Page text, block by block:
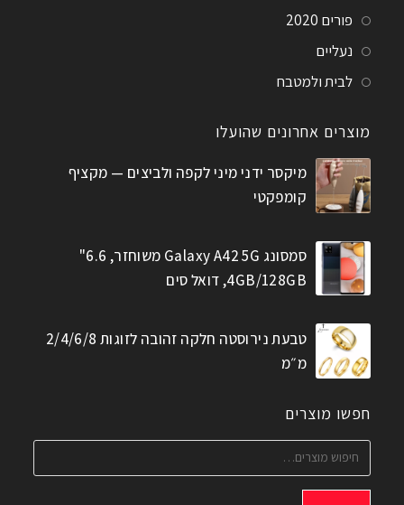
פורים 2020
נעליים
לבית ולמטבח
מוצרים אחרונים שהועלו
מיקסר ידני מיני לקפה ולביצים — מקציף
קומפקטי
סמסונג Galaxy A42 5G משוחזר, 6.6"
4GB/128GB, דואל סים
טבעת נירוסטה חלקה זהובה לזוגות 2/4/6/8
מ״מ
חפשו מוצרים